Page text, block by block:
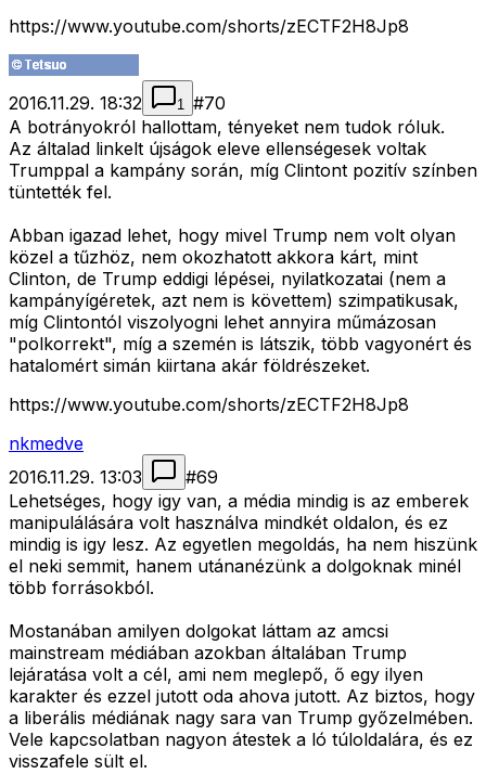
https://www.youtube.com/shorts/zECTF2H8Jp8
2016.11.29. 18:32 1 #70
A botrányokról hallottam, tényeket nem tudok róluk.
Az általad linkelt újságok eleve ellenségesek voltak
Trumppal a kampány során, míg Clintont pozitív színben
tüntették fel.
Abban igazad lehet, hogy mivel Trump nem volt olyan
közel a tűzhöz, nem okozhatott akkora kárt, mint
Clinton, de Trump eddigi lépései, nyilatkozatai (nem a
kampányígéretek, azt nem is követtem) szimpatikusak,
míg Clintontól viszolyogni lehet annyira műmázosan
"polkorrekt", míg a szemén is látszik, több vagyonért és
hatalomért simán kiirtana akár földrészeket.
https://www.youtube.com/shorts/zECTF2H8Jp8
nkmedve
2016.11.29. 13:03
#69
Lehetséges, hogy igy van, a média mindig is az emberek
manipulálására volt használva mindkét oldalon, és ez
mindig is igy lesz. Az egyetlen megoldás, ha nem hiszünk
el neki semmit, hanem utánanézünk a dolgoknak minél
több forrásokból.
Mostanában amilyen dolgokat láttam az amcsi
mainstream médiában azokban általában Trump
lejáratása volt a cél, ami nem meglepő, ő egy ilyen
karakter és ezzel jutott oda ahova jutott. Az biztos, hogy
a liberális médiának nagy sara van Trump győzelmében.
Vele kapcsolatban nagyon átestek a ló túloldalára, és ez
visszafele sült el.